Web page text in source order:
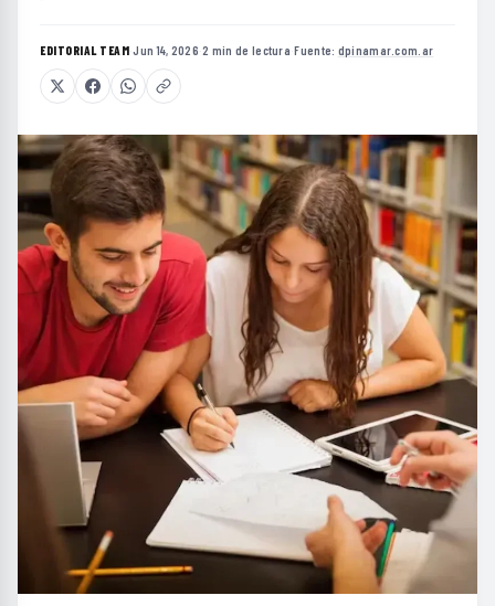
EDITORIAL TEAM·Jun 14, 2026·2 min de lectura·Fuente: dpinamar.com.ar